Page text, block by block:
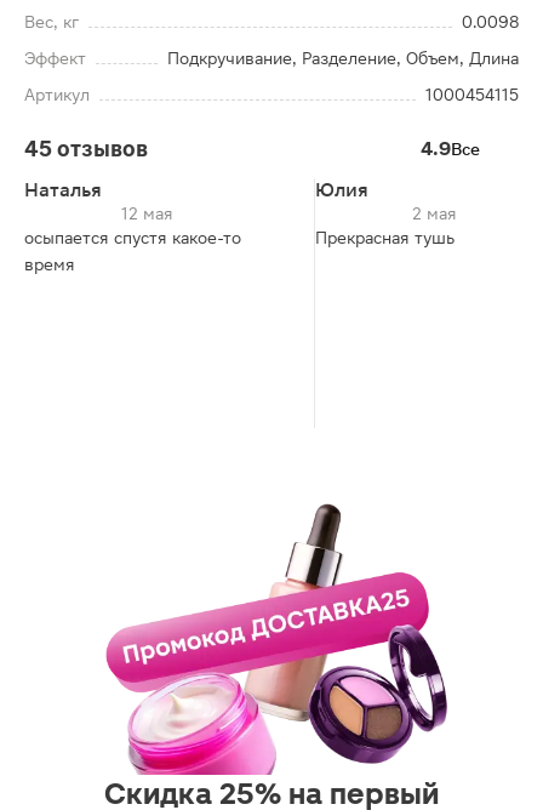
Вес, кг
0.0098
Эффект
Подкручивание, Разделение, Объем, Длина
Артикул
1000454115
45 отзывов 4.9Все
Наталья
12 мая
осыпается спустя какое-то
время
Юлия
2 мая
Прекрасная тушь
Скидка 25% на первый